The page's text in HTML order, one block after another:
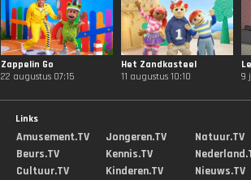
Zappelin Go
22 augustus 07:15
Het Zandkasteel
11 augustus 10:10
9
Links
Amusement.TV
Beurs.TV
Cultuur.TV
Jongeren.TV
Kennis.TV
Kinderen.TV
Natuur.TV
Nieuws.TV